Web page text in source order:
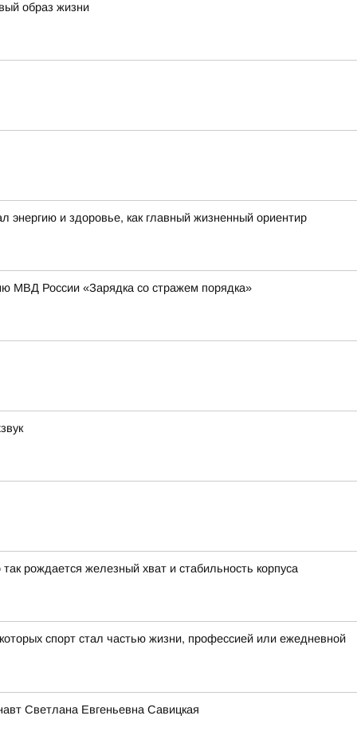
образ жизни
энергию и здоровье, как главный жизненный ориентир
МВД России «Зарядка со стражем порядка»
рождается железный хват и стабильность корпуса
спорт стал частью жизни, профессией или ежедневной
Светлана Евгеньевна Савицкая